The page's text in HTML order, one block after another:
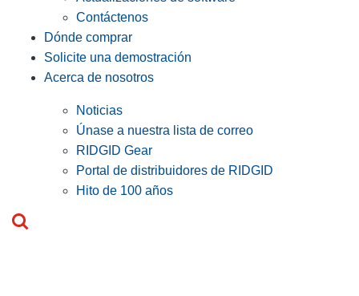
Contáctenos
Dónde comprar
Solicite una demostración
Acerca de nosotros
Noticias
Únase a nuestra lista de correo
RIDGID Gear
Portal de distribuidores de RIDGID
Hito de 100 años